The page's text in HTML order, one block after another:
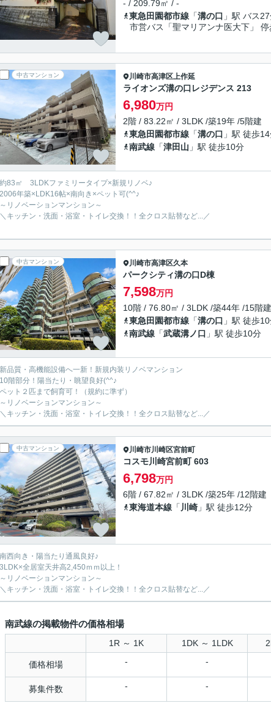
- / 209.79㎡ / -
東急田園都市線 「溝の口 」駅 バス
市営バス「聖マリアンナ医大下」
中古マンション 川崎市高津区上作延
ライオンズ溝の口レジデンス 213
6,980万円
2階 / 83.22㎡ / 3LDK /築19年 /5階建
東急田園都市線 「溝の口 」駅 徒歩
南武線 「津田山 」駅 徒歩10分
約83㎡ 3LDKファミリータイプ×新規リノベ♪
2006年築×LDK16帖×南向き×ペット可(^^♪
～リノベーションマンション～
＼キッチン・洗面・浴室・トイレ交換！！全クロス貼替など...／
中古マンション 川崎市高津区久本
パークシティ溝の口D棟
7,598万円
10階 / 76.80㎡ / 3LDK /築44年 /15階建
東急田園都市線 「溝の口 」駅 徒歩
南武線 「武蔵溝ノ口 」駅 徒歩10分
新品質・高機能設備へ一新！新規内装リノベマンション
10階部分！陽当たり・眺望良好(^^♪
ペット２匹まで飼育可！（規約に準ず）
～リノベーションマンション～
＼キッチン・洗面・浴室・トイレ交換！！全クロス貼替など...／
中古マンション 川崎市川崎区宮前町
コスモ川崎宮前町 603
6,798万円
6階 / 67.82㎡ / 3LDK /築25年 /12階建
東海道本線 「 川崎 」駅 徒歩12分
南西向き・陽当たり通風良好♪
3LDK×全居室天井高2,450ｍｍ以上！
～リノベーションマンション～
＼キッチン・洗面・浴室・トイレ交換！！全クロス貼替など...／
南武線の掲載物件の価格相場
1R ～ 1K 1DK ～ 1LDK
価格相場 - -
募集件数 - -